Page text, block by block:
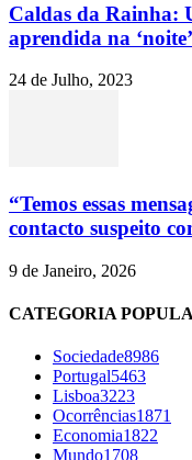
Caldas da Rainha:
aprendida na
24 de Julho, 2023
“Temos essas
contacto suspeito
9 de Janeiro, 2026
CATEGORIA
Sociedade8986
Portugal5463
Lisboa3223
Ocorrências1871
Economia1822
Mundo1708